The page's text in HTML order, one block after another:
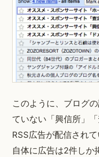
このように、ブログ
ていない「興信所」
RSS広告が配信され
自体に広告は2件しか